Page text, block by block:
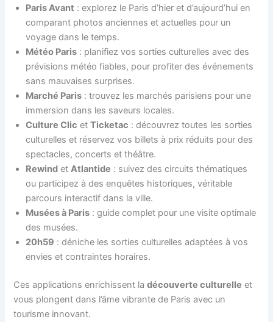
Paris Avant : explorez le Paris d’hier et d’aujourd’hui en
comparant photos anciennes et actuelles pour un
voyage dans le temps.
Météo Paris : planifiez vos sorties culturelles avec des
prévisions météo fiables, pour profiter des événements
sans mauvaises surprises.
Marché Paris : trouvez les marchés parisiens pour une
immersion dans les saveurs locales.
Culture Clic etTicketac : découvrez toutes les sorties
culturelles et réservez vos billets à prix réduits pour des
spectacles, concerts et théâtre.
Rewind etAtlantide : suivez des circuits thématiques
ou participez à des enquêtes historiques, véritable
parcours interactif dans la ville.
Musées à Paris : guide complet pour une visite optimale
des musées.
20h59 : déniche les sorties culturelles adaptées à vos
envies et contraintes horaires.
Ces applications enrichissent ladécouverte culturelle et
vous plongent dans l’âme vibrante de Paris avec un
tourisme innovant.